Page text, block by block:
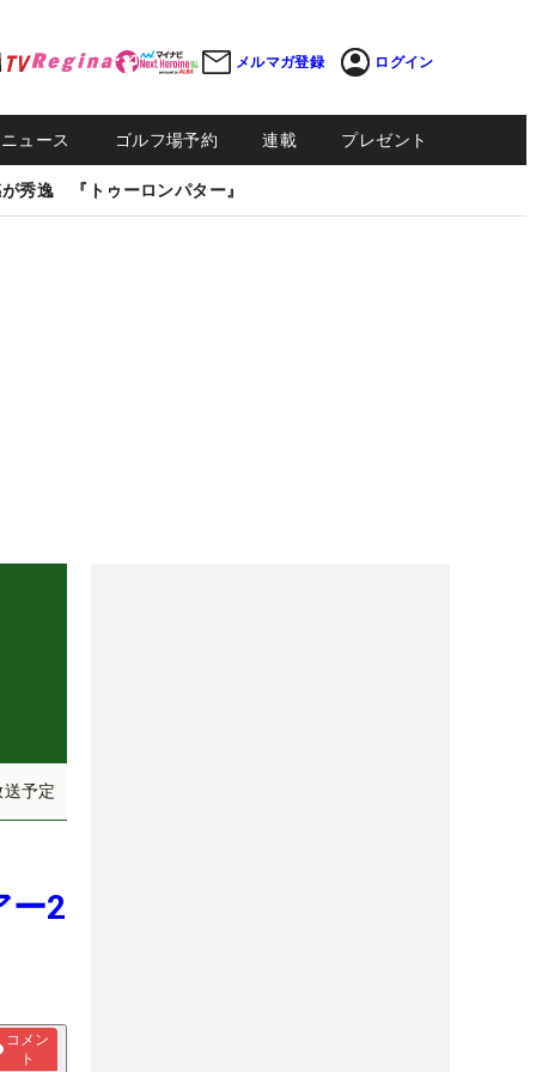
メルマガ登録 ログイン
ュース ゴルフ場予約 連載 プレゼント
秀逸 『トゥーロンパター』
予定
ー2
コメン
ト